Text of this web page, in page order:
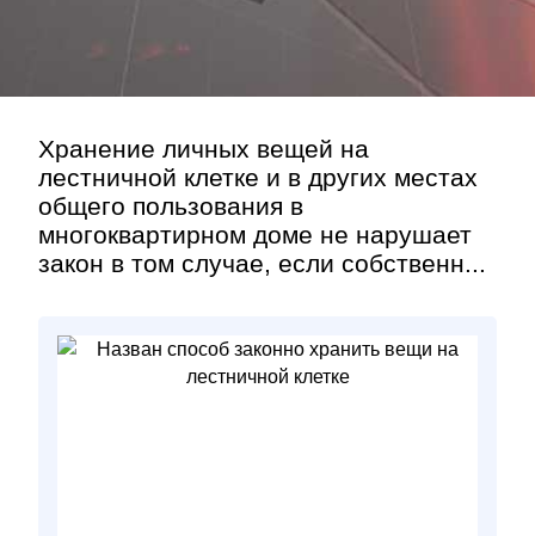
Хранение личных вещей на
лестничной клетке и в других местах
общего пользования в
многоквартирном доме не нарушает
закон в том случае, если собственн...
Контакт»